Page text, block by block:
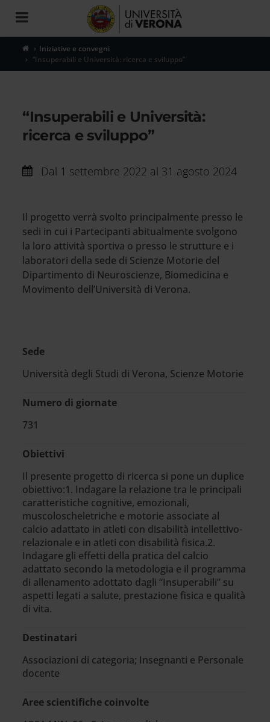
Toggle
navigation
Iniziative e convegni
“Insuperabili e Università: ricerca e sviluppo”
“Insuperabili e Università:
ricerca e sviluppo”
Dal 1 settembre 2022 al 31 agosto 2024
Il progetto verrà svolto principalmente presso le
sedi in cui i Partecipanti abitualmente svolgono
la loro attività sportiva o presso le strutture e i
laboratori della sede di Scienze Motorie del
Dipartimento di Neuroscienze, Biomedicina e
Movimento dell’Università di Verona.
Sede
Università degli Studi di Verona, Scienze Motorie
Numero di giornate
731
Obiettivi
Il presente progetto di ricerca si pone un duplice
obiettivo:1. Indagare la relazione tra le principali
caratteristiche cognitive, emozionali,
muscoloscheletriche e motorie associate al
calcio adattato in atleti con disabilità intellettivo-
relazionale e in atleti con disabilità fisica.2.
Indagare gli effetti della pratica del calcio
adattato secondo la metodologia e il programma
di allenamento adottato dagli “Insuperabili” su
aspetti legati a salute, prestazione fisica e qualità
di vita.
Destinatari
Associazioni di categoria; Insegnanti e Personale
docente
Aree scientifiche coinvolte